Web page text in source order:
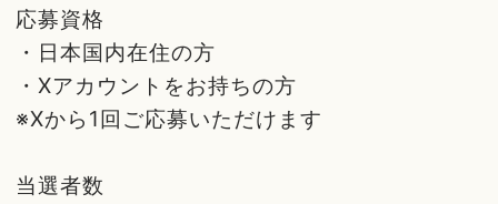
応募資格
・日本国内在住の方
・Xアカウントをお持ちの方
※Xから1回ご応募いただけます
当選者数